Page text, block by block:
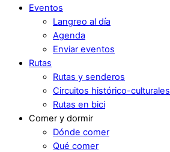
Eventos
Langreo al día
Agenda
Enviar eventos
Rutas
Rutas y senderos
Circuitos histórico-culturales
Rutas en bici
Comer y dormir
Dónde comer
Qué comer